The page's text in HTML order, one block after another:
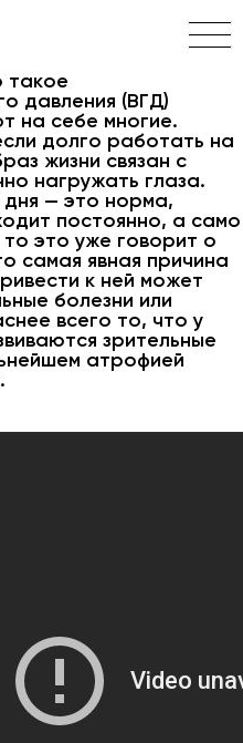
такое
давления (ВГД)
на себе многие.
долго работать на
жизни связан с
нагружать глаза.
— это норма,
постоянно, а само
это уже говорит о
самая явная причина
к ней может
болезни или
всего то, что у
зрительные
атрофией